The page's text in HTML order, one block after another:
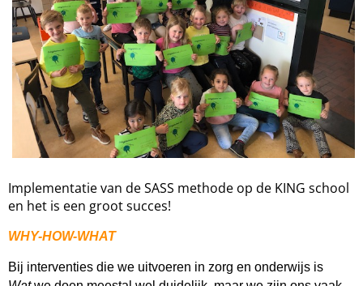
Implementatie van de SASS methode op de KING school
en het is een groot succes!
WHY-HOW-WHAT
Bij interventies die we uitvoeren in zorg en onderwijs is